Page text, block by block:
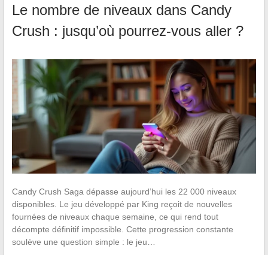
Le nombre de niveaux dans Candy
Crush : jusqu’où pourrez-vous aller ?
Candy Crush Saga dépasse aujourd’hui les 22 000 niveaux
disponibles. Le jeu développé par King reçoit de nouvelles
fournées de niveaux chaque semaine, ce qui rend tout
décompte définitif impossible. Cette progression constante
soulève une question simple : le jeu…